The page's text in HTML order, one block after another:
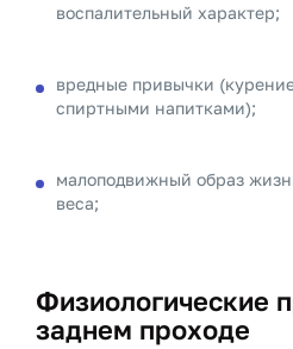
воспалительный характер;
вредные привычки
спиртными напитками);
малоподвижный образ
веса;
Физиологические
заднем проходе